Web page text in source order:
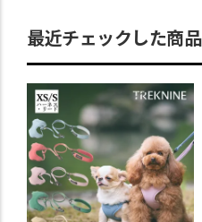
最近チェックした商品